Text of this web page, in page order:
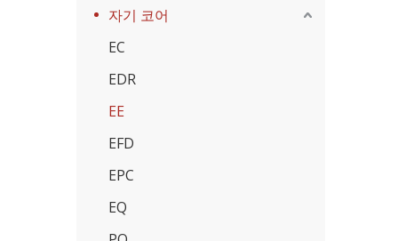
자기 코어
EC
EDR
EE
EFD
EPC
EQ